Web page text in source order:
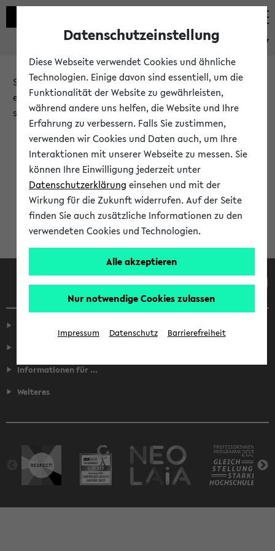
eKVV
Sie möchten auf eine eKVV Funktion zugreifen, die Ihnen
erst nach einer Anmeldung am System zur Verfügung
steht.
Bitte melden Sie sich an:
Anmeldung am eKVV
Informationen für ...
Weiteres
Datenschutzeinstellung
Diese Webseite verwendet Cookies und ähnliche
Technologien. Einige davon sind essentiell, um die
Funktionalität der Website zu gewährleisten,
während andere uns helfen, die Website und Ihre
Erfahrung zu verbessern. Falls Sie zustimmen,
verwenden wir Cookies und Daten auch, um Ihre
Interaktionen mit unserer Webseite zu messen. Sie
können Ihre Einwilligung jederzeit unter
Datenschutzerklärung einsehen und mit der
Wirkung für die Zukunft widerrufen. Auf der Seite
finden Sie auch zusätzliche Informationen zu den
verwendeten Cookies und Technologien.
Alle akzeptieren
Nur notwendige Cookies zulassen
Impressum Datenschutz Barrierefreiheit